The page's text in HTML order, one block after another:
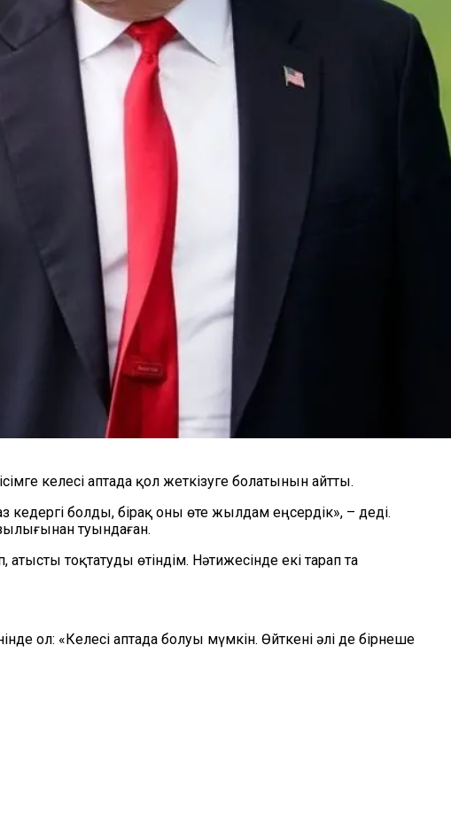
келесі аптада қол жеткізуге болатынын айтты.
кедергі болды, бірақ оны өте жылдам еңсердік», – деді.
туындаған.
тоқтатуды өтіндім. Нәтижесінде екі тарап та
ол: «Келесі аптада болуы мүмкін. Өйткені әлі де бірнеше